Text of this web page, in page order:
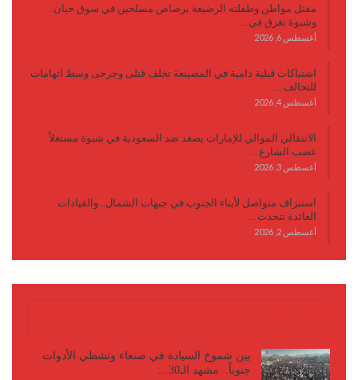
مقتل مواطن وطفلته الرضيعة برصاص مسلحين في سوق حبان..
وشبوة تغرق في…
أغسطس 6, 2026
اشتباكات قبلية دامية في المصينعة تخلف قتلى وجرحى وسط اتهامات
للتحالف…
أغسطس 4, 2026
الانتقالي الموالي للإمارات يصعد ضد السعودية في شبوة مستغلاً
غضب الشارع…
أغسطس 3, 2026
استنزاف متواصل لأبناء الجنوب في جبهات الشمال.. والقيادات
العائدة تتحدث…
أغسطس 2, 2026
بين شموخ السيادة في صنعاء وتشظي الأدوات
جنوباً.. مشهد الـ30…